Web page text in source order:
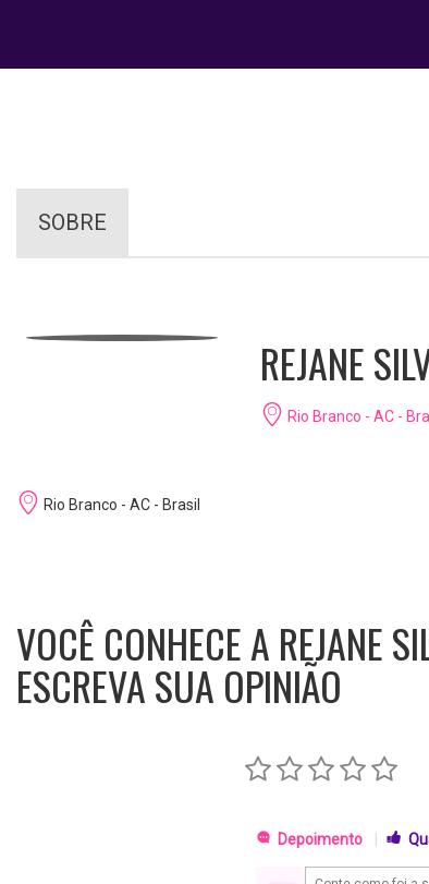
SOBRE
REJANE
Rio Branco - AC -
Rio Branco - AC - Brasil
VOCÊ CONHECE A REJANE
ESCREVA SUA OPINIÃO
Depoimento |